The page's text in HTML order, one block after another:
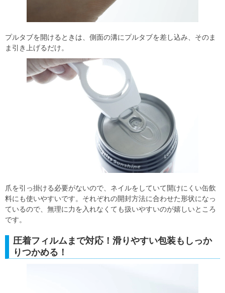
プルタブを開けるときは、側面の溝にプルタブを差し込み、そのま
ま引き上げるだけ。
爪を引っ掛ける必要がないので、ネイルをしていて開けにくい缶飲
料にも使いやすいです。それぞれの開封方法に合わせた形状になっ
ているので、無理に力を入れなくても扱いやすいのが嬉しいところ
です。
圧着フィルムまで対応！滑りやすい包装もしっか
りつかめる！